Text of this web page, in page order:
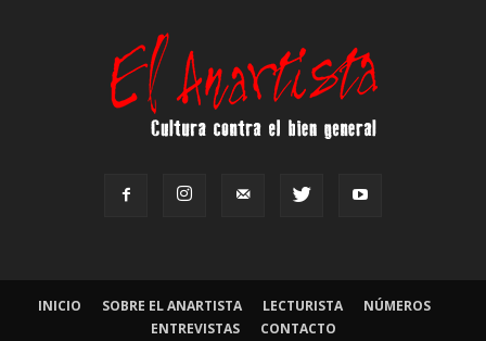
INICIO SOBRE EL ANARTISTA LECTURISTA
NÚMEROS
ENTREVISTAS
CONTACTO